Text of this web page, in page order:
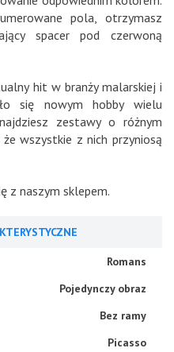
pola, otrzymasz
spacer pod czerwoną
hit w branży malarskiej i
się nowym hobby wielu
zestawy o różnym
wszystkie z nich przyniosą
z naszym sklepem.
Romans
Pojedynczy obraz
Bez ramy
Picasso